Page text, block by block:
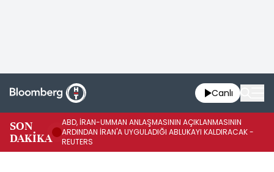
Canlı
SON
DAKİKA
ABD, İRAN-UMMAN ANLAŞMASININ AÇIKLANMASININ
ARDINDAN İRAN'A UYGULADIĞI ABLUKAYI KALDIRACAK -
REUTERS